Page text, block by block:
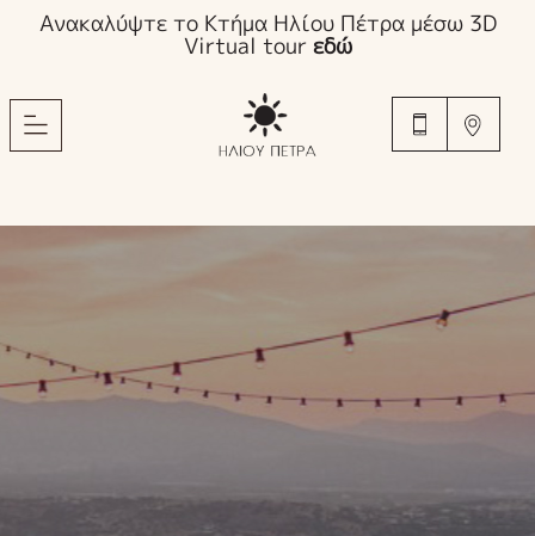
Ανακαλύψτε το Κτήμα Ηλίου Πέτρα μέσω 3D
Virtual tour εδώ